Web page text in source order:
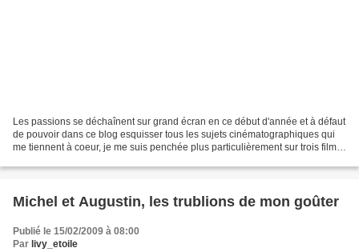
Les passions se déchaînent sur grand écran en ce début d'année et à défaut
de pouvoir dans ce blog esquisser tous les sujets cinématographiques qui
me tiennent à coeur, je me suis penchée plus particulièrement sur trois films
Michel et Augustin, les trublions de mon goûter
Publié le 15/02/2009 à 08:00
Par livy_etoile